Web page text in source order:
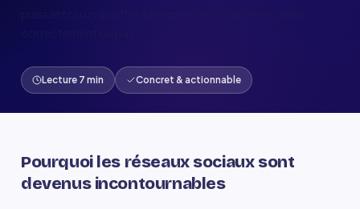
Lecture 7 min Concret & actionnable
Pourquoi les réseaux sociaux sont
devenus incontournables